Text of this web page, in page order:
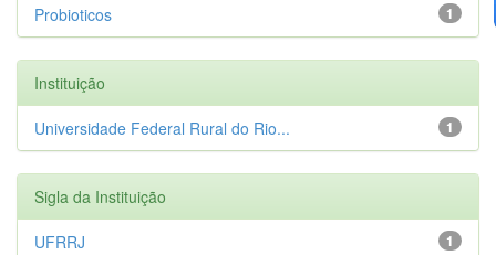
1
Probioticos
Instituição
1
Universidade Federal Rural do Rio...
Sigla da Instituição
1
UFRRJ